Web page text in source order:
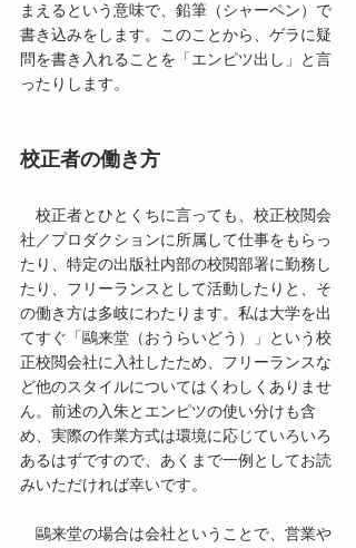
まえるという意味で、鉛筆（シャーペン）で
書き込みをします。このことから、ゲラに疑
問を書き入れることを「エンピツ出し」と言
ったりします。
校正者の働き方
校正者とひとくちに言っても、校正校閲会
社／プロダクションに所属して仕事をもらっ
たり、特定の出版社内部の校閲部署に勤務し
たり、フリーランスとして活動したりと、そ
の働き方は多岐にわたります。私は大学を出
てすぐ「鷗来堂（おうらいどう）」という校
正校閲会社に入社したため、フリーランスな
ど他のスタイルについてはくわしくありませ
ん。前述の入朱とエンピツの使い分けも含
め、実際の作業方式は環境に応じていろいろ
あるはずですので、あくまで一例としてお読
みいただければ幸いです。
鷗来堂の場合は会社ということで、営業や